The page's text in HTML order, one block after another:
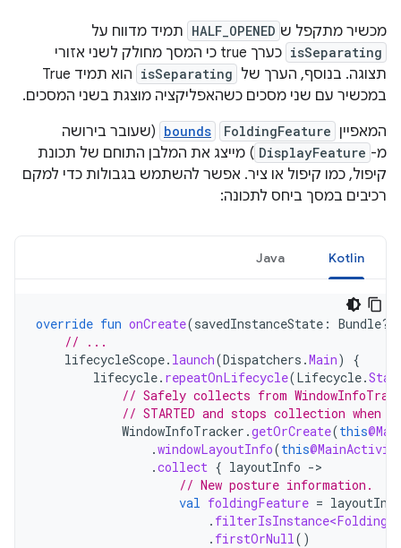
מכשיר מתקפל ש HALF_OPENED תמיד מדווח על
isSeparating
כערך true כי המסך מחולק לשני אזורי
תצוגה. בנוסף, הערך של isSeparating
הוא תמיד True
במכשיר עם שני מסכים כשהאפליקציה מוצגת בשני המסכים.
המאפיין FoldingFeature
bounds (שעובר בירושה
מ- DisplayFeature ) מייצג את המלבן התוחם של תכונת
קיפול, כמו קיפול או ציר. אפשר להשתמש בגבולות כדי למקם
רכיבים במסך ביחס לתכונה:
Kotlin
Java
override fun onCreate(savedInstanceState : Bundle?)
// ...
lifecycleScope. launch(Dispatchers .Main)
{
lifecycle. repeatOnLifecycle(Lifecycle.
// Safely collects from
// STARTED and stops collection when
WindowInfoTracker .getOrCreate(this
.windowLayoutInfo(this
.collect { layoutInfo -
// New posture information.
val foldingFeature = layoutInfo
.
. firstOrNull()